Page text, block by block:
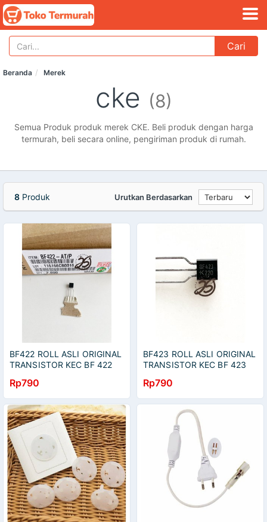
Cari
Beranda Merek
cke (8)
Semua Produk produk merek CKE. Beli produk dengan harga
termurah, beli secara online, pengiriman produk di rumah.
8 Produk Urutkan Berdasarkan
BF422 ROLL ASLI ORIGINAL
TRANSISTOR KEC BF 422
Rp790
BF423 ROLL ASLI ORIGINAL
TRANSISTOR KEC BF 423
Rp790